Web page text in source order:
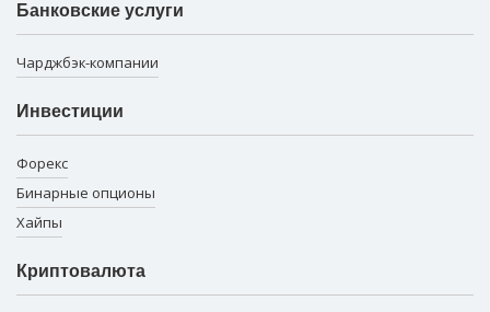
Банковские услуги
Чарджбэк-компании
Инвестиции
Форекс
Бинарные опционы
Хайпы
Криптовалюта